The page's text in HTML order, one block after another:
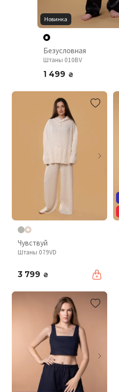
Новинка
Безусловная
Штаны 010BV
1 499 ₴
Чувствуй
Штаны 079VD
3 799 ₴